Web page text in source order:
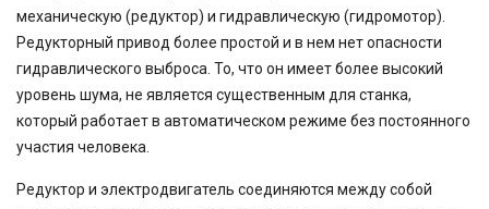
механическую (редуктор) и гидравлическую (гидромотор).
Редукторный привод более простой и в нем нет опасности
гидравлического выброса. То, что он имеет более высокий
уровень шума, не является существенным для станка,
который работает в автоматическом режиме без постоянного
участия человека.
Редуктор и электродвигатель соединяются между собой